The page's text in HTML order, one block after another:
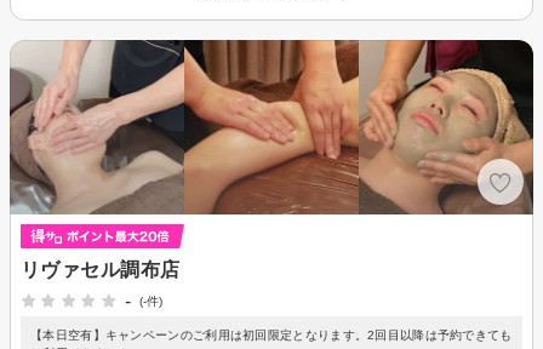
リヴァセル調布店
-
(-件)
【本日空有】キャンペーンのご利用は初回限定となります。2回目以降は予約できても